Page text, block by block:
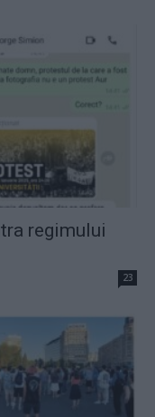
regimului
23